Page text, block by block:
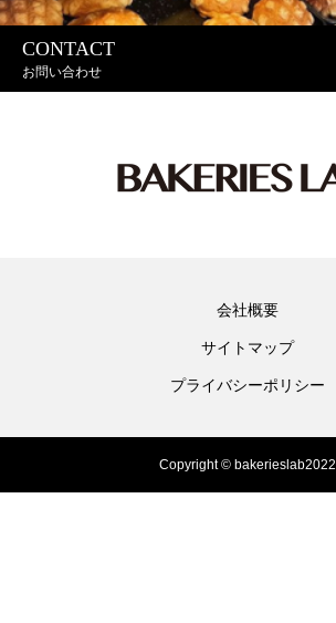
CONTACT
お問い合わせ
会社概要
サイトマップ
プライバシーポリシー
Copyright © bakerieslab2022